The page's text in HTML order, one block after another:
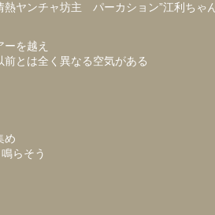
熱ヤンチャ坊主 パーカション”江利ちゃ
を越え
とは全く異なる空気がある
め
らそう